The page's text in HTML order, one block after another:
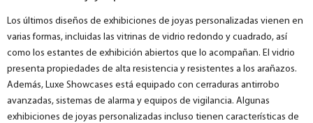
Los últimos diseños de exhibiciones de joyas personalizadas vienen en
varias formas, incluidas las vitrinas de vidrio redondo y cuadrado, así
como los estantes de exhibición abiertos que lo acompañan. El vidrio
presenta propiedades de alta resistencia y resistentes a los arañazos.
Además, Luxe Showcases está equipado con cerraduras antirrobo
avanzadas, sistemas de alarma y equipos de vigilancia. Algunas
exhibiciones de joyas personalizadas incluso tienen características de